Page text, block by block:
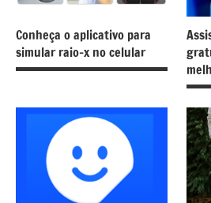
Conheça o aplicativo para
simular raio-x no celular